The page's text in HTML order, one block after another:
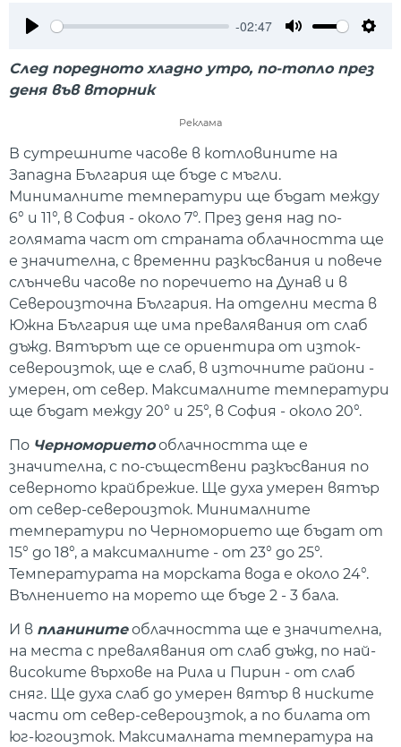
-02:47
След поредното хладно утро, по-топло през
деня във вторник
Реклама
В сутрешните часове в котловините на
Западна България ще бъде с мъгли.
Минималните температури ще бъдат между
6° и 11°, в София - около 7°. През деня над по-
голямата част от страната облачността ще
е значителна, с временни разкъсвания и повече
слънчеви часове по поречието на Дунав и в
Североизточна България. На отделни места в
Южна България ще има превалявания от слаб
дъжд. Вятърът ще се ориентира от изток-
североизток, ще е слаб, в източните райони -
умерен, от север. Максималните температури
ще бъдат между 20° и 25°, в София - около 20°.
По Черноморието облачността ще е
значителна, с по-съществени разкъсвания по
северното крайбрежие. Ще духа умерен вятър
от север-североизток. Минималните
температури по Черноморието ще бъдат от
15° до 18°, а максималните - от 23° до 25°.
Температурата на морската вода е около 24°.
Вълнението на морето ще бъде 2 - 3 бала.
И в планинитеоблачността ще е значителна,
на места с превалявания от слаб дъжд, по най-
високите върхове на Рила и Пирин - от слаб
сняг. Ще духа слаб до умерен вятър в ниските
части от север-североизток, а по билата от
юг-югоизток. Максималната температура на